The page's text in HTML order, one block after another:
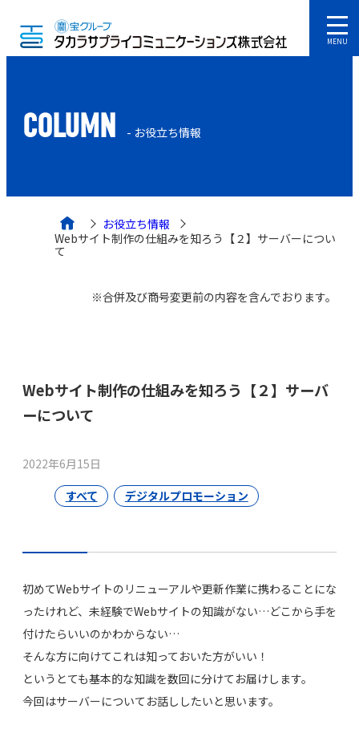
MENU
COLUMN - お役立ち情報
お役立ち情報
Webサイト制作の仕組みを知ろう【２】サーバーについ
て
※合併及び商号変更前の内容を含んでおります。
Webサイト制作の仕組みを知ろう【２】サーバ
ーについて
2022年6月15日
すべて デジタルプロモーション
初めてWebサイトのリニューアルや更新作業に携わることにな
ったけれど、未経験でWebサイトの知識がない…どこから手を
付けたらいいのかわからない…
そんな方に向けてこれは知っておいた方がいい！
というとても基本的な知識を数回に分けてお届けします。
今回はサーバーについてお話ししたいと思います。